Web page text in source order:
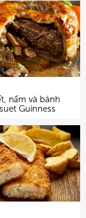
nấm và bánh
Guinness